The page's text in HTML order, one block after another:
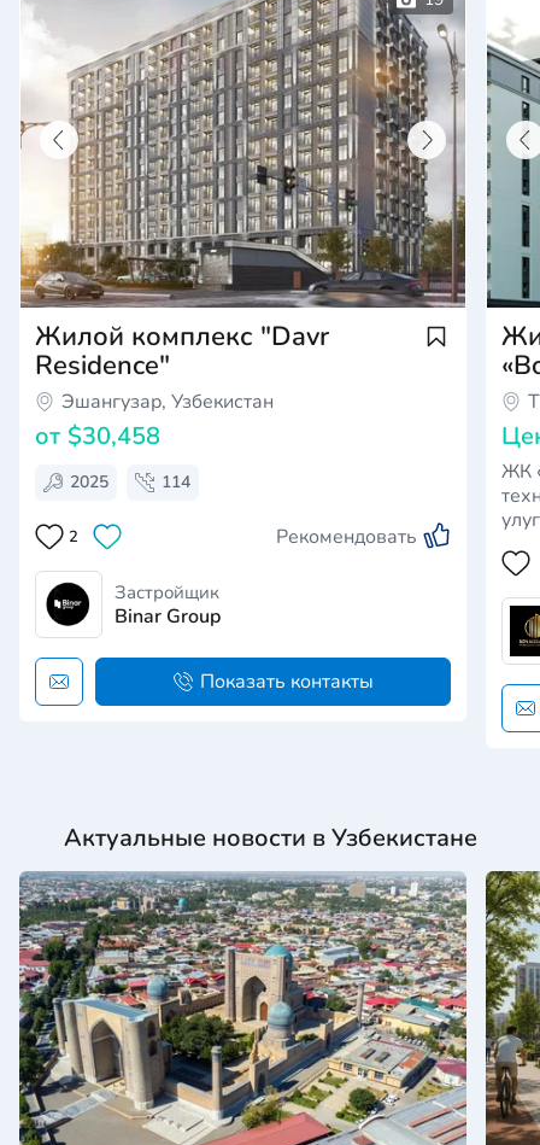
Жилой комплекс "Davr
Residence"
Эшангузар, Узбекистан
от $30,458
2025 114
2 Рекомендовать
Застройщик
Binar Group
Показать контакты
ЖК
Актуальные новости в Узбекистане